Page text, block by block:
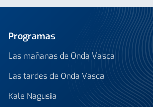
Programas
Las mañanas de Onda Vasca
Las tardes de Onda Vasca
Kale Nagusia